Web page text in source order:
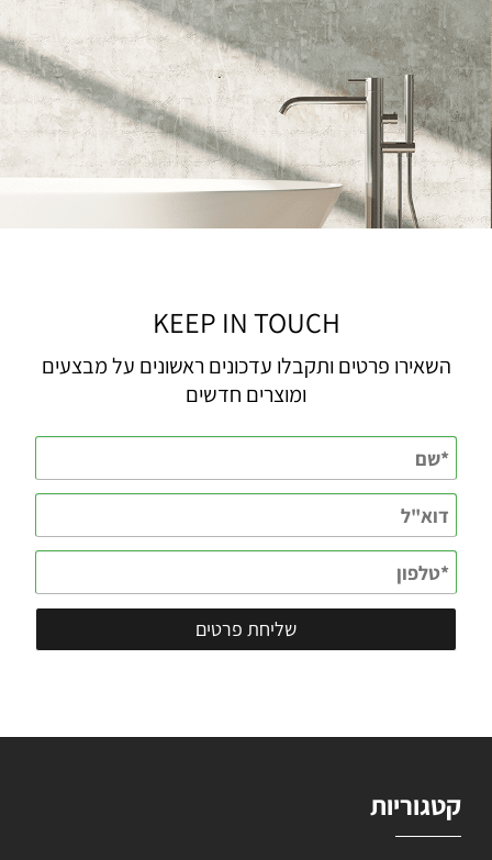
KEEP IN TOUCH
השאירו פרטים ותקבלו עדכונים ראשונים על מבצעים
ומוצרים חדשים
קטגוריות